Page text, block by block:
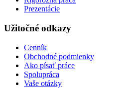
Prezentácie
Užitočné odkazy
Cenník
Obchodné podmienky
Ako písať práce
Spolupráca
Vaše otázky